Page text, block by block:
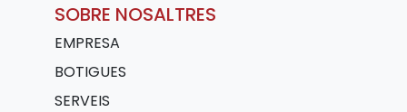
SOBRE NOSALTRES
EMPRESA
BOTIGUES
SERVEIS